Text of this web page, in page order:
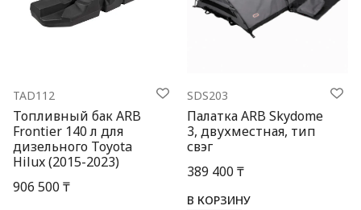
TAD112
Топливный бак ARB
Frontier 140 л для
дизельного Toyota
Hilux (2015-2023)
906 500 ₸
SDS203
Палатка ARB Skydome
3, двухместная, тип
свэг
389 400 ₸
В КОРЗИНУ